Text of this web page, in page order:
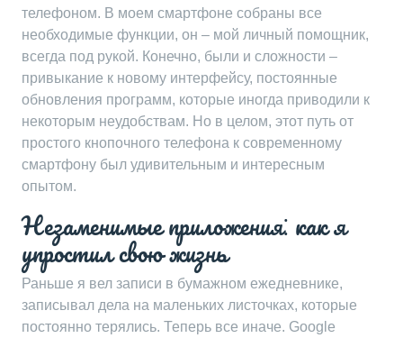
телефоном. В моем смартфоне собраны все
необходимые функции, он – мой личный помощник,
всегда под рукой. Конечно, были и сложности –
привыкание к новому интерфейсу, постоянные
обновления программ, которые иногда приводили к
некоторым неудобствам. Но в целом, этот путь от
простого кнопочного телефона к современному
смартфону был удивительным и интересным
опытом.
Незаменимые приложения⁚ как я
упростил свою жизнь
Раньше я вел записи в бумажном ежедневнике,
записывал дела на маленьких листочках, которые
постоянно терялись. Теперь все иначе. Google